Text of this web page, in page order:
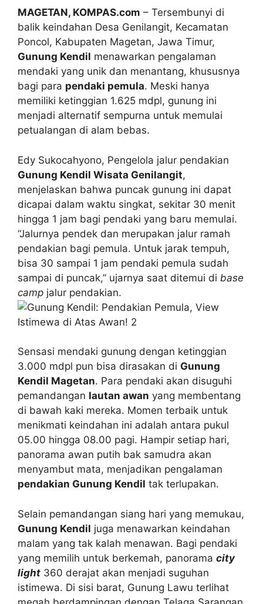
MAGETAN, KOMPAS.com – Tersembunyi di
balik keindahan Desa Genilangit, Kecamatan
Poncol, Kabupaten Magetan, Jawa Timur,
Gunung Kendil menawarkan pengalaman
mendaki yang unik dan menantang, khususnya
bagi para pendaki pemula. Meski hanya
memiliki ketinggian 1.625 mdpl, gunung ini
menjadi alternatif sempurna untuk memulai
petualangan di alam bebas.
Edy Sukocahyono, Pengelola jalur pendakian
Gunung Kendil Wisata Genilangit,
menjelaskan bahwa puncak gunung ini dapat
dicapai dalam waktu singkat, sekitar 30 menit
hingga 1 jam bagi pendaki yang baru memulai.
“Jalurnya pendek dan merupakan jalur ramah
pendakian bagi pemula. Untuk jarak tempuh,
bisa 30 sampai 1 jam pendaki pemula sudah
sampai di puncak,” ujarnya saat ditemui di base
camp jalur pendakian.
Sensasi mendaki gunung dengan ketinggian
3.000 mdpl pun bisa dirasakan di Gunung
Kendil Magetan. Para pendaki akan disuguhi
pemandangan lautan awan yang membentang
di bawah kaki mereka. Momen terbaik untuk
menikmati keindahan ini adalah antara pukul
05.00 hingga 08.00 pagi. Hampir setiap hari,
panorama awan putih bak samudra akan
menyambut mata, menjadikan pengalaman
pendakian Gunung Kendil tak terlupakan.
Selain pemandangan siang hari yang memukau,
Gunung Kendil juga menawarkan keindahan
malam yang tak kalah menawan. Bagi pendaki
yang memilih untuk berkemah, panorama city
light 360 derajat akan menjadi suguhan
istimewa. Di sisi barat, Gunung Lawu terlihat